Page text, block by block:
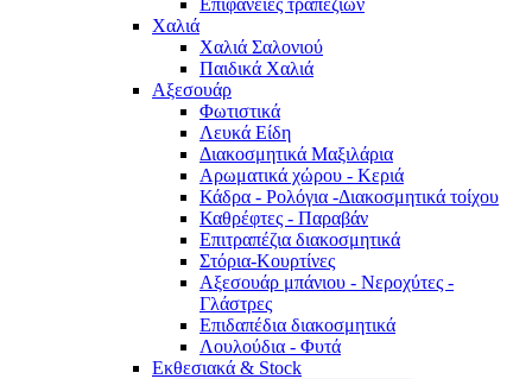
Χαλιά
Χαλιά Σαλονιού
Παιδικά Χαλιά
Αξεσουάρ
Φωτιστικά
Λευκά Είδη
Διακοσμητικά Μαξιλάρια
Αρωματικά χώρου - Κεριά
Κάδρα - Ρολόγια -Διακοσμητικά τοίχου
Καθρέφτες - Παραβάν
Επιτραπέζια διακοσμητικά
Στόρια-Κουρτίνες
Αξεσουάρ μπάνιου - Νεροχύτες -
Γλάστρες
Επιδαπέδια διακοσμητικά
Λουλούδια - Φυτά
Εκθεσιακά & Stock